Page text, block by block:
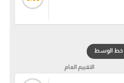
خط الوسط
التقييم العام